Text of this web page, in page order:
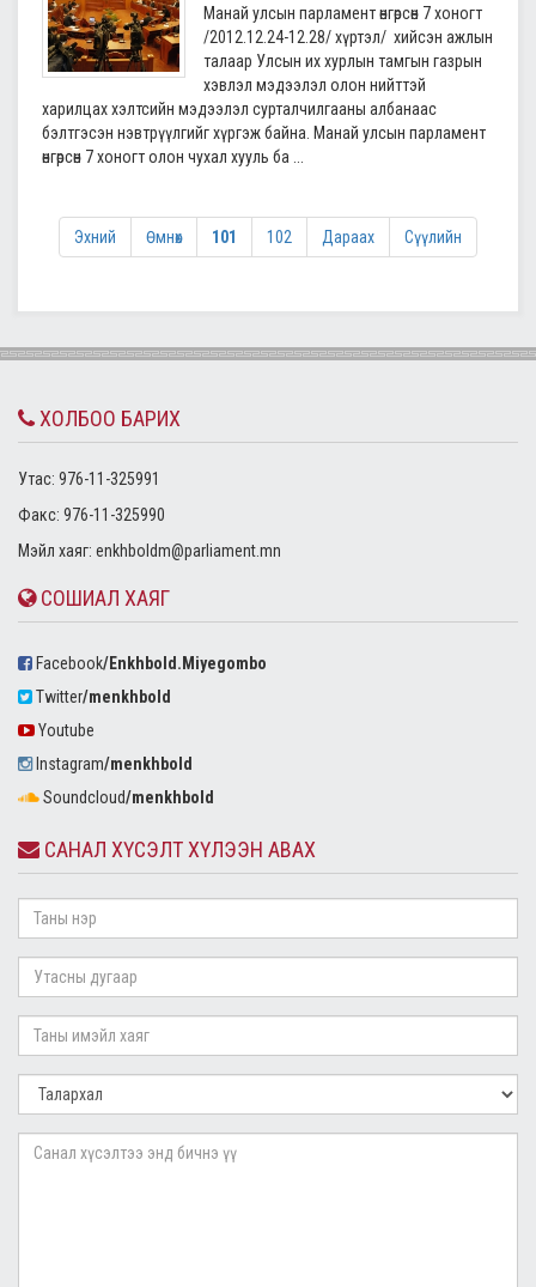
Манай улсын парламент өнгөрсөн 7 хоногт
/2012.12.24-12.28/ хүртэл/ хийсэн ажлын
талаар Улсын их хурлын тамгын газрын
хэвлэл мэдээлэл олон нийттэй
харилцах хэлтсийн мэдээлэл сурталчилгааны албанаас
бэлтгэсэн нэвтрүүлгийг хүргэж байна. Манай улсын парламент
өнгөрсөн 7 хоногт олон чухал хууль ба ...
Эхний Өмнөх 101 102 Дараах Сүүлийн
ХОЛБОО БАРИХ
Утас: 976-11-325991
Факс: 976-11-325990
Mэйл хаяг: enkhboldm@parliament.mn
СОШИАЛ ХАЯГ
Facebook/Enkhbold.Miyegombo
Twitter/menkhbold
Youtube
Instagram/menkhbold
Soundcloud/menkhbold
САНАЛ ХҮСЭЛТ ХҮЛЭЭН АВАХ